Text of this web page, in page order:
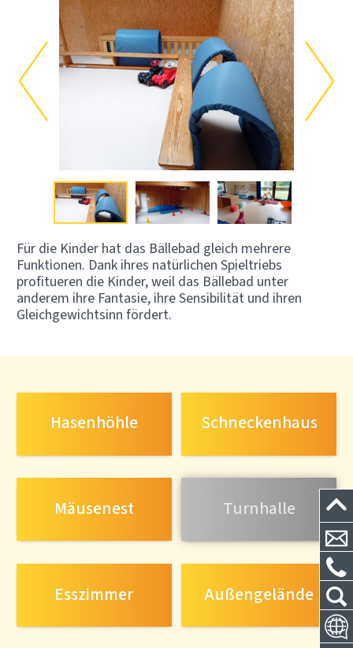
Für die Kinder hat das Bällebad gleich mehrere
Funktionen. Dank ihres natürlichen Spieltriebs
profitueren die Kinder, weil das Bällebad unter
anderem ihre Fantasie, ihre Sensibilität und ihren
Gleichgewichtsinn fördert.
Hasenhöhle Schneckenhaus
Mäusenest Turnhalle
Esszimmer Außengelände